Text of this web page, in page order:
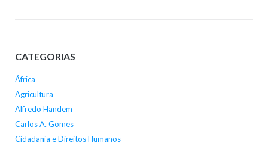
CATEGORIAS
África
Agricultura
Alfredo Handem
Carlos A. Gomes
Cidadania e Direitos Humanos